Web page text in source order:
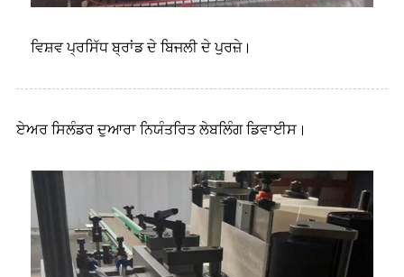
ਵਿਸ਼ਵ ਪ੍ਰਸਿੱਧ ਬ੍ਰਾਂਡ ਦੇ ਬਿਜਲੀ ਦੇ ਪੁਰਜ਼ੇ।
ਏਅਰ ਸਿਲੰਡਰ ਦੁਆਰਾ ਨਿਯੰਤਰਿਤ ਲੇਬਲਿੰਗ ਡਿਵਾਈਸ।